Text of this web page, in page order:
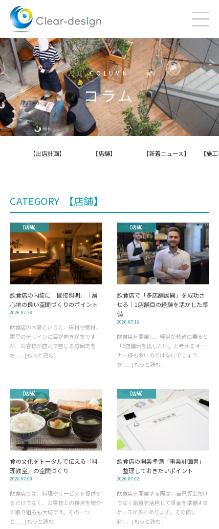
content
COLUMN
コラム
【出店計画】 【店舗】 【新着ニュース】 【施
CATEGORY 【店舗】
【店舗】
飲食店の内装に「間接照明」｜居
心地の良い空間づくりのポイント
2026.07.28
飲食店の内装というと、床材や壁材、
家具のデザインに目が向きがちです
が、お客様が店内で感じる雰囲気を
左...... [もっと読む]
【店舗】
飲食店で「多店舗展開」を成功さ
せる｜1店舗目の経験を活かした準
備
2026.07.16
飲食店を開業し、経営が軌道に乗ると
「2店舗目を出したい」と考えるオー
ナー様も多いのではないでしょう
か...... [もっと読む]
【店舗】
食の文化をトータルで伝える「料
理教室」の空間づくり
2026.07.09
飲食店では、料理やサービスを提供す
るだけでなく、お客様との接点を増や
す取り組みも大切です。その一つ
と...... [もっと読む]
【店舗】
飲食店の開業準備「事業計画書」
｜整理しておきたいポイント
2026.07.02
飲食店を開業する際は、自己資金だけ
でなく融資を活用して資金を準備する
ケースが多くあります。その際に
必...... [もっと読む]